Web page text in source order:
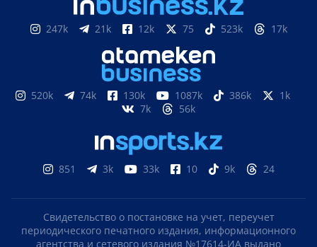
247k 21k 12k 75 523k 17k
520k 74k 130k 1087k 386k
1k
7k
56k
851 3k 33k 10 9k 24
Свидетельство о постановке на учет, переучет
периодического печатного издания, информационного
агентства и сетевого издания №17614-ИА выдано